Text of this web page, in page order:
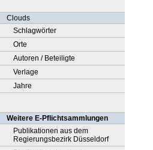
Clouds
Schlagwörter
Orte
Autoren / Beteiligte
Verlage
Jahre
Weitere E-Pflichtsammlungen
Publikationen aus dem
Regierungsbezirk Düsseldorf